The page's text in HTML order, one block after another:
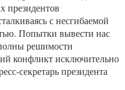
президентов
с несгибаемой
Попытки вывести нас
решимости
конфликт исключительно
секретарь президента